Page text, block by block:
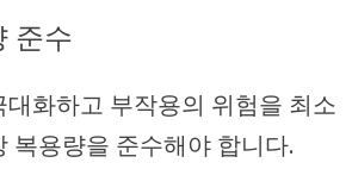
준수
화하고 부작용의 위험을 최소
복용량을 준수해야 합니다.